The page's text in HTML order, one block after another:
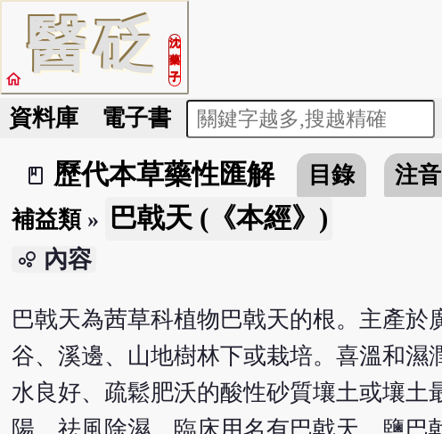
醫砭
沈
藥
子
home
資料庫 電子書
book_2
歷代本草藥性匯解 目錄 注音
補益類» 巴戟天 (《本經》)
bubble_chart 內容
巴戟天為茜草科植物巴戟天的根。主產
谷、溪邊、山地樹林下或栽培。喜溫和
水良好、疏鬆肥沃的酸性砂質壤土或壤